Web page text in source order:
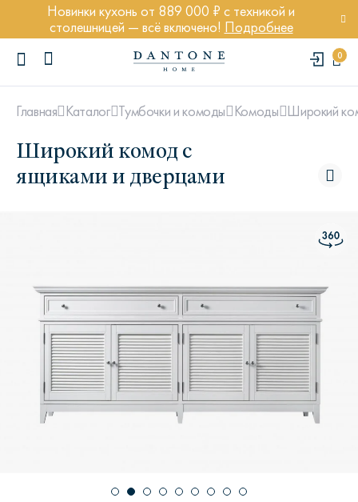
Новинки кухонь от 889 000 ₽ с техникой и
столешницей — всё включено! Подробнее
0
Стул Престон
Textures
Главная Каталог Тумбочки и комоды Комоды Широкий
Широкий комод с
ящиками и дверцами